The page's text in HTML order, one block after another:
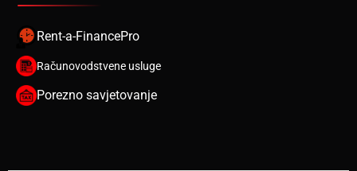
Rent-a-FinancePro
Računovodstvene usluge
Porezno savjetovanje